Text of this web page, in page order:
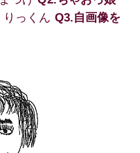
りっくん Q3.自画像を